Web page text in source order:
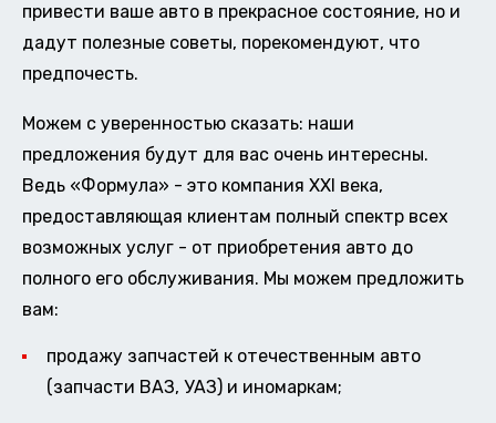
привести ваше авто в прекрасное состояние, но и
дадут полезные советы, порекомендуют, что
предпочесть.
Можем с уверенностью сказать: наши
предложения будут для вас очень интересны.
Ведь «Формула» - это компания XXI века,
предоставляющая клиентам полный спектр всех
возможных услуг - от приобретения авто до
полного его обслуживания. Мы можем предложить
вам:
продажу запчастей к отечественным авто
(запчасти ВАЗ, УАЗ) и иномаркам;